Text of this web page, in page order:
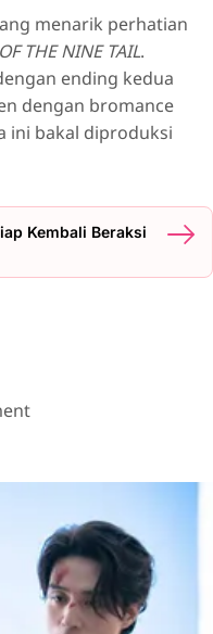
menarik perhatian
THE NINE TAIL.
ending kedua
dengan bromance
ini bakal diproduksi
Kembali Beraksi